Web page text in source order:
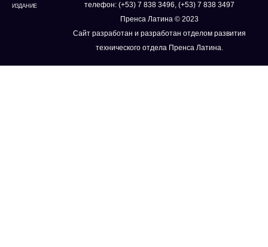
ИЗДАНИЕ
телефон: (+53) 7 838 3496, (+53) 7 838 3497
Пренса Латина © 2023
Сайт разработан и разработан отделом развития
технического отдела Пренса Латина.